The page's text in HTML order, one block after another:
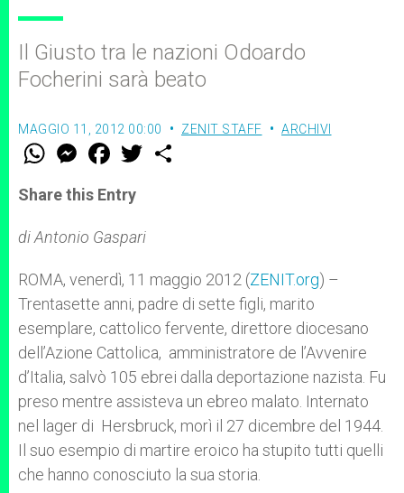
Il Giusto tra le nazioni Odoardo
Focherini sarà beato
MAGGIO 11, 2012 00:00 ZENIT STAFF ARCHIVI
W
t
s
p
p
M
e
s
e
g
e
F
a
e
b
o
k
w
Share this Entry
di Antonio Gaspari
ROMA, venerdì, 11 maggio 2012 (ZENIT.org) –
Trentasette anni, padre di sette figli, marito
esemplare, cattolico fervente, direttore diocesano
dell’Azione Cattolica, amministratore de l’Avvenire
d’Italia, salvò 105 ebrei dalla deportazione nazista. Fu
preso mentre assisteva un ebreo malato. Internato
nel lager di Hersbruck, morì il 27 dicembre del 1944.
Il suo esempio di martire eroico ha stupito tutti quelli
che hanno conosciuto la sua storia.